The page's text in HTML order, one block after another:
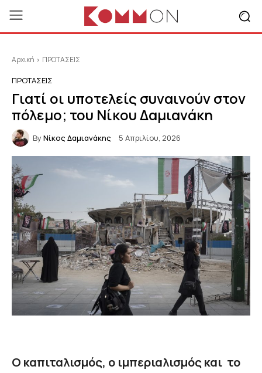
Αρχική ΠΡΟΤΑΣΕΙΣ
ΠΡΟΤΑΣΕΙΣ
Γιατί οι υποτελείς συναινούν στον
πόλεμο; του Νίκου Δαμιανάκη
ByΝίκος Δαμιανάκης 5 Απριλίου, 2026
Ο καπιταλισμός, ο ιμπεριαλισμός και το